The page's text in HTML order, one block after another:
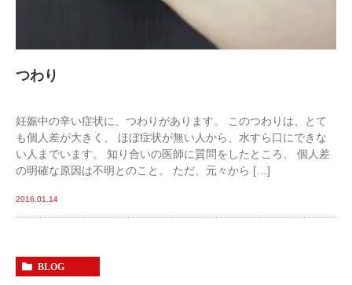
つわり
妊娠中の辛い症状に、つわりがあります。 このつわりは、とて
も個人差が大きく、 ほぼ症状が無い人から、水すら口にできな
い人までいます。 知り合いの医師に質問をしたところ、 個人差
の明確な原因は不明とのこと。 ただ、元々から […]
2016.01.14
BLOG